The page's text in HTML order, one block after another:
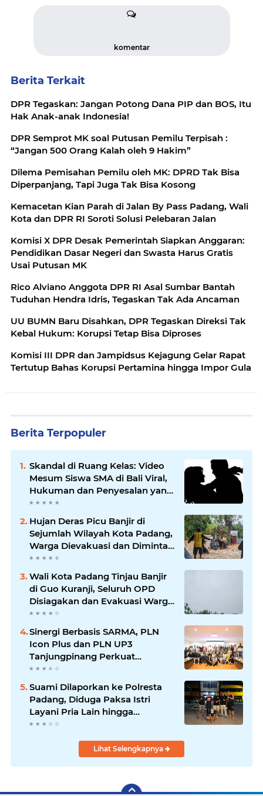
komentar
Berita Terkait
DPR Tegaskan: Jangan Potong Dana PIP dan BOS, Itu
Hak Anak-anak Indonesia!
DPR Semprot MK soal Putusan Pemilu Terpisah :
“Jangan 500 Orang Kalah oleh 9 Hakim”
Dilema Pemisahan Pemilu oleh MK: DPRD Tak Bisa
Diperpanjang, Tapi Juga Tak Bisa Kosong
Kemacetan Kian Parah di Jalan By Pass Padang, Wali
Kota dan DPR RI Soroti Solusi Pelebaran Jalan
Komisi X DPR Desak Pemerintah Siapkan Anggaran:
Pendidikan Dasar Negeri dan Swasta Harus Gratis
Usai Putusan MK
Rico Alviano Anggota DPR RI Asal Sumbar Bantah
Tuduhan Hendra Idris, Tegaskan Tak Ada Ancaman
UU BUMN Baru Disahkan, DPR Tegaskan Direksi Tak
Kebal Hukum: Korupsi Tetap Bisa Diproses
Komisi III DPR dan Jampidsus Kejagung Gelar Rapat
Tertutup Bahas Korupsi Pertamina hingga Impor Gula
Berita Terpopuler
Skandal di Ruang Kelas: Video
Mesum Siswa SMA di Bali Viral,
Hukuman dan Penyesalan yang
Mengikuti
Hujan Deras Picu Banjir di
Sejumlah Wilayah Kota Padang,
Warga Dievakuasi dan Diminta
Waspada Banjir Susulan
Wali Kota Padang Tinjau Banjir
di Guo Kuranji, Seluruh OPD
Disiagakan dan Evakuasi Warga
Dipercepat
Sinergi Berbasis SARMA, PLN
Icon Plus dan PLN UP3
Tanjungpinang Perkuat
Kolaborasi Strategis
Suami Dilaporkan ke Polresta
Padang, Diduga Paksa Istri
Layani Pria Lain hingga
Berulang Kali
Lihat Selengkapnya